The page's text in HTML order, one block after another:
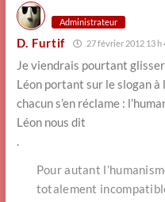
Administrateur
D. Furtif 27 février 2012 13 h
Je viendrais pourtant
Léon portant sur le slogan
chacun s’en réclame :
Léon nous dit
.
Pour autant
totalement